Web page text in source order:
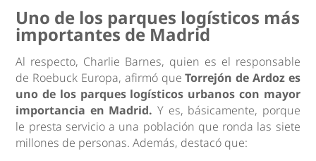
Uno de los parques logísticos más
importantes de Madrid
Al respecto, Charlie Barnes, quien es el responsable
de Roebuck Europa, afirmó queTorrejón de Ardoz es
uno de los parques logísticos urbanos con mayor
importancia en Madrid. Y es, básicamente, porque
le presta servicio a una población que ronda las siete
millones de personas. Además, destacó que: